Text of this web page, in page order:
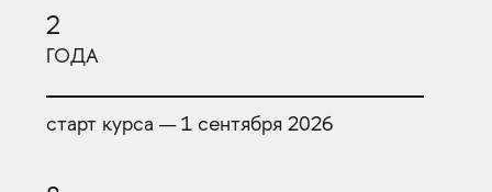
2
ГОДА
старт курса — 1 сентября 2026